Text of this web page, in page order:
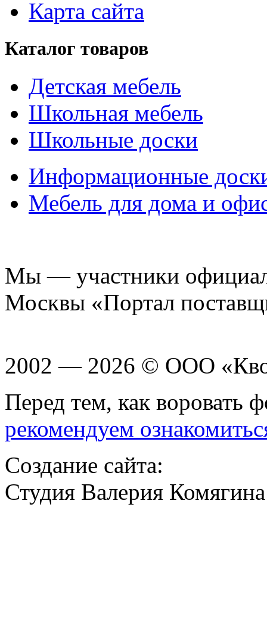
Карта сайта
Каталог товаров
Детская мебель
Школьная мебель
Школьные доски
Информационные
Мебель для дома и
Мы — участники
Москвы «Портал
2002 — 2026 © ООО
Перед тем, как воровать
рекомендуем
Создание сайта:
Студия Валерия Комягина